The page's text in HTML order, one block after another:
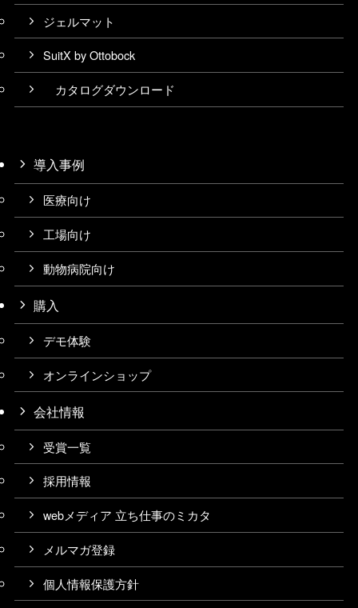
ジェルマット
SuitX by Ottobock
カタログダウンロード
導入事例
医療向け
工場向け
動物病院向け
購入
デモ体験
オンラインショップ
会社情報
受賞一覧
採用情報
webメディア 立ち仕事のミカタ
メルマガ登録
個人情報保護方針